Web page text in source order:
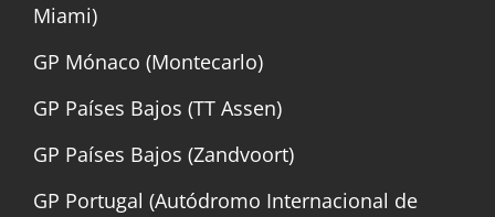
Miami)
GP Mónaco (Montecarlo)
GP Países Bajos (TT Assen)
GP Países Bajos (Zandvoort)
GP Portugal (Autódromo Internacional de